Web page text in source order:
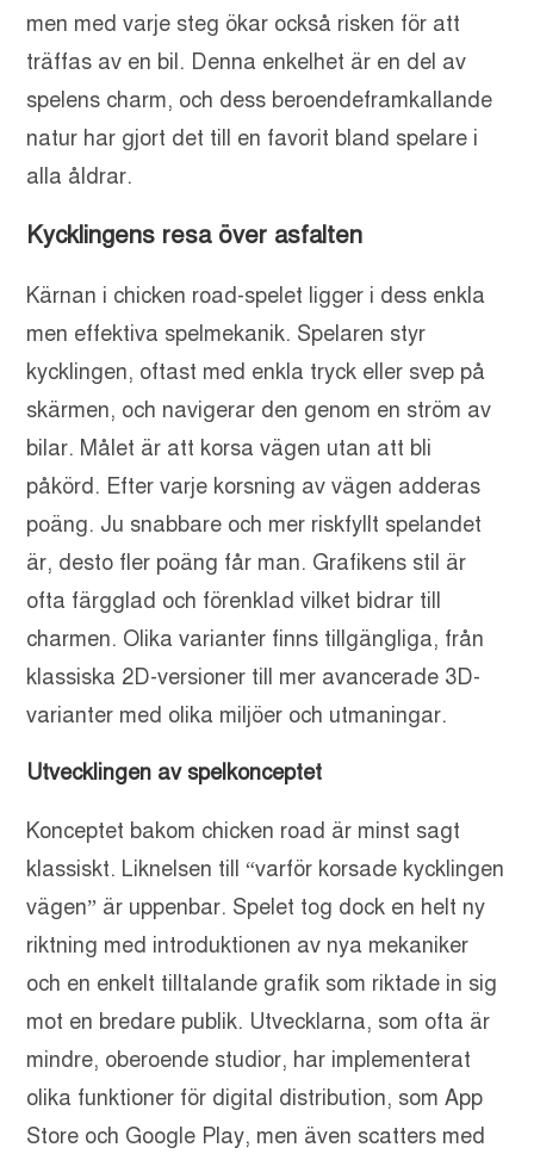
men med varje steg ökar också risken för att
träffas av en bil. Denna enkelhet är en del av
spelens charm, och dess beroendeframkallande
natur har gjort det till en favorit bland spelare i
alla åldrar.
Kycklingens resa över asfalten
Kärnan i chicken road-spelet ligger i dess enkla
men effektiva spelmekanik. Spelaren styr
kycklingen, oftast med enkla tryck eller svep på
skärmen, och navigerar den genom en ström av
bilar. Målet är att korsa vägen utan att bli
påkörd. Efter varje korsning av vägen adderas
poäng. Ju snabbare och mer riskfyllt spelandet
är, desto fler poäng får man. Grafikens stil är
ofta färgglad och förenklad vilket bidrar till
charmen. Olika varianter finns tillgängliga, från
klassiska 2D-versioner till mer avancerade 3D-
varianter med olika miljöer och utmaningar.
Utvecklingen av spelkonceptet
Konceptet bakom chicken road är minst sagt
klassiskt. Liknelsen till “varför korsade kycklingen
vägen” är uppenbar. Spelet tog dock en helt ny
riktning med introduktionen av nya mekaniker
och en enkelt tilltalande grafik som riktade in sig
mot en bredare publik. Utvecklarna, som ofta är
mindre, oberoende studior, har implementerat
olika funktioner för digital distribution, som App
Store och Google Play, men även scatters med